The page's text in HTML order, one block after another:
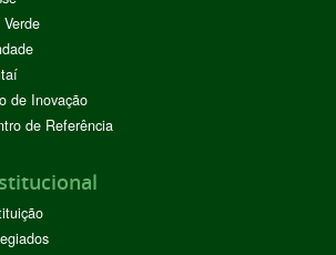
de Inovação
de Referência